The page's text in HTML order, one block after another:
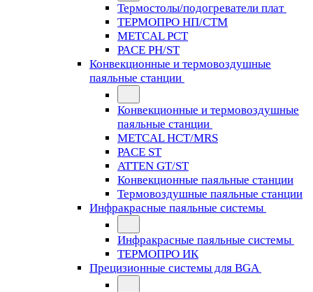
Термостолы/подогреватели плат
ТЕРМОПРО НП/СТМ
METCAL PCT
PACE PH/ST
Конвекционные и термовоздушные
паяльные станции
Конвекционные и термовоздушные
паяльные станции
METCAL HCT/MRS
PACE ST
ATTEN GT/ST
Конвекционные паяльные станции
Термовоздушные паяльные станции
Инфракрасные паяльные системы
Инфракрасные паяльные системы
ТЕРМОПРО ИК
Прецизионные системы для BGA